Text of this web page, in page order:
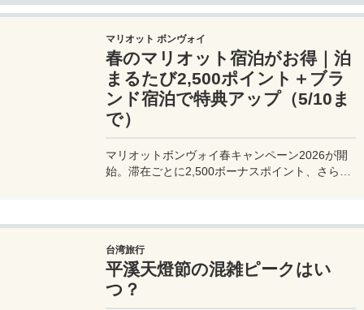
マリオット ボンヴォイ
春のマリオット宿泊がお得｜泊
まるたび2,500ポイント＋ブラ
ンド宿泊で特典アップ（5/10ま
で）
マリオットボンヴォイ春キャンペーン2026が開
始。滞在ごとに2,500ボーナスポイント、さらに
台湾旅行
平溪天燈節の混雑ピークはい
つ？